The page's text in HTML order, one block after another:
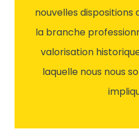
nouvelles dispositions
la branche
valorisation
laquelle nous nous